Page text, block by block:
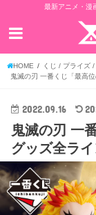
最新アニメ・漫
HOME
くじ / プライズ /
鬼滅の刃 一番くじ「最高
2022.09.16
鬼滅の刃 一
グッズ全ラ